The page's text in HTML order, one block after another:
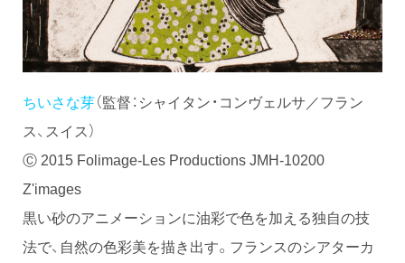
ちいさな芽（監督：シャイタン・コンヴェルサ／フラン
ス、スイス）
Ⓒ 2015 Folimage-Les Productions JMH-10200
Z'images
黒い砂のアニメーションに油彩で色を加える独自の技
法で、自然の色彩美を描き出す。フランスのシアターカ